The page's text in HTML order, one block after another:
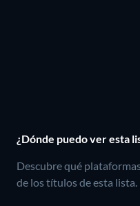
¿Dónde puedo ver esta
Descubre qué
de los títulos de esta lista.